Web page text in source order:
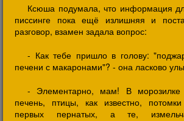
Ксюша подумала, что информация
писсинге пока ещё излишняя и
разговор, взамен задала вопрос:
- Как тебе пришло в голову:
печени с макаронами"? - она ласково
- Элементарно, мам! В морозилке
печень, птицы, как известно, потомки
первых пернатых, а те,